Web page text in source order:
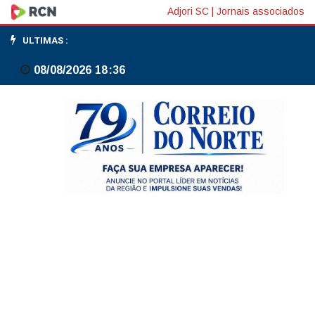
Justiça
suspende
construção
Square
paulistana"
Adjori SC Jornais associados
ULTIMAS :
08/08/2026 18:36